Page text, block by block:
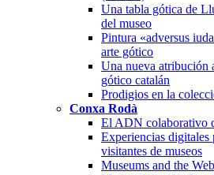
Una tabla gótica de
del museo
Pintura «adversus
arte gótico
Una nueva atribución
gótico catalán
Prodigios en la
Conxa Rodà
El ADN colaborativo
Experiencias digitales
visitantes de museos
Museums and the